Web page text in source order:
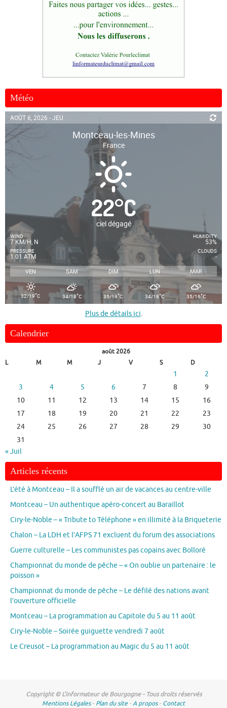
Météo
AOÛT 6, 2026 - JEU.
Montceau-les-Mines
France
22°C
ciel dégagé
WIND
7 KM/H, N
PRESSURE
1.01 ATM
HUMIDITY
53%
CLOUDS
-
VEN SAM DIM LUN MAR
32/19°C 34/18°C 35/19°C 34/18°C 35/16°C
Plus de détails ici.
Calendrier
août 2026
L
M M J V S D
1
2
3
4 5 6 7 8
9
10
11 12 13 14 15
16
17
18 19 20 21 22
23
24
25 26 27 28 29
30
31
« Juil
Articles récents
L’été à Montceau – Il a soufflé un air de vacances au centre-ville
Montceau – Un authentique apéro-concert au Baraillot
Ciry-le-Noble – « Tribute to Téléphone » en illimité à la Briqueterie
Chalon – La LDH et l’AFPS 71 excluent du forum des associations
Guerre culturelle – Les communistes pas copains avec Bolloré
Championnat du monde de pêche – « On oublie un partenaire : le
poisson »
Championnat du monde de pêche – Le défilé des nations avant
l’ouverture officielle
Montceau – La programmation au Capitole du 5 au 11 août
Ciry-le-Noble – Soirée guiguette vendredi 7 août
Le Creusot – La programmation au Magic du 5 au 11 août
Copyright © L'informateur de Bourgogne - Tous droits réservés
Mentions Légales- Plan du site -A propos- Contact